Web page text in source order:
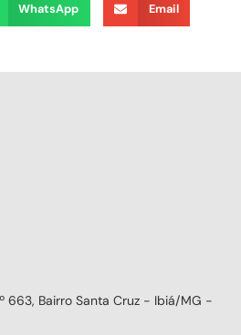
WhatsApp Email
663, Bairro Santa Cruz - Ibiá/MG -